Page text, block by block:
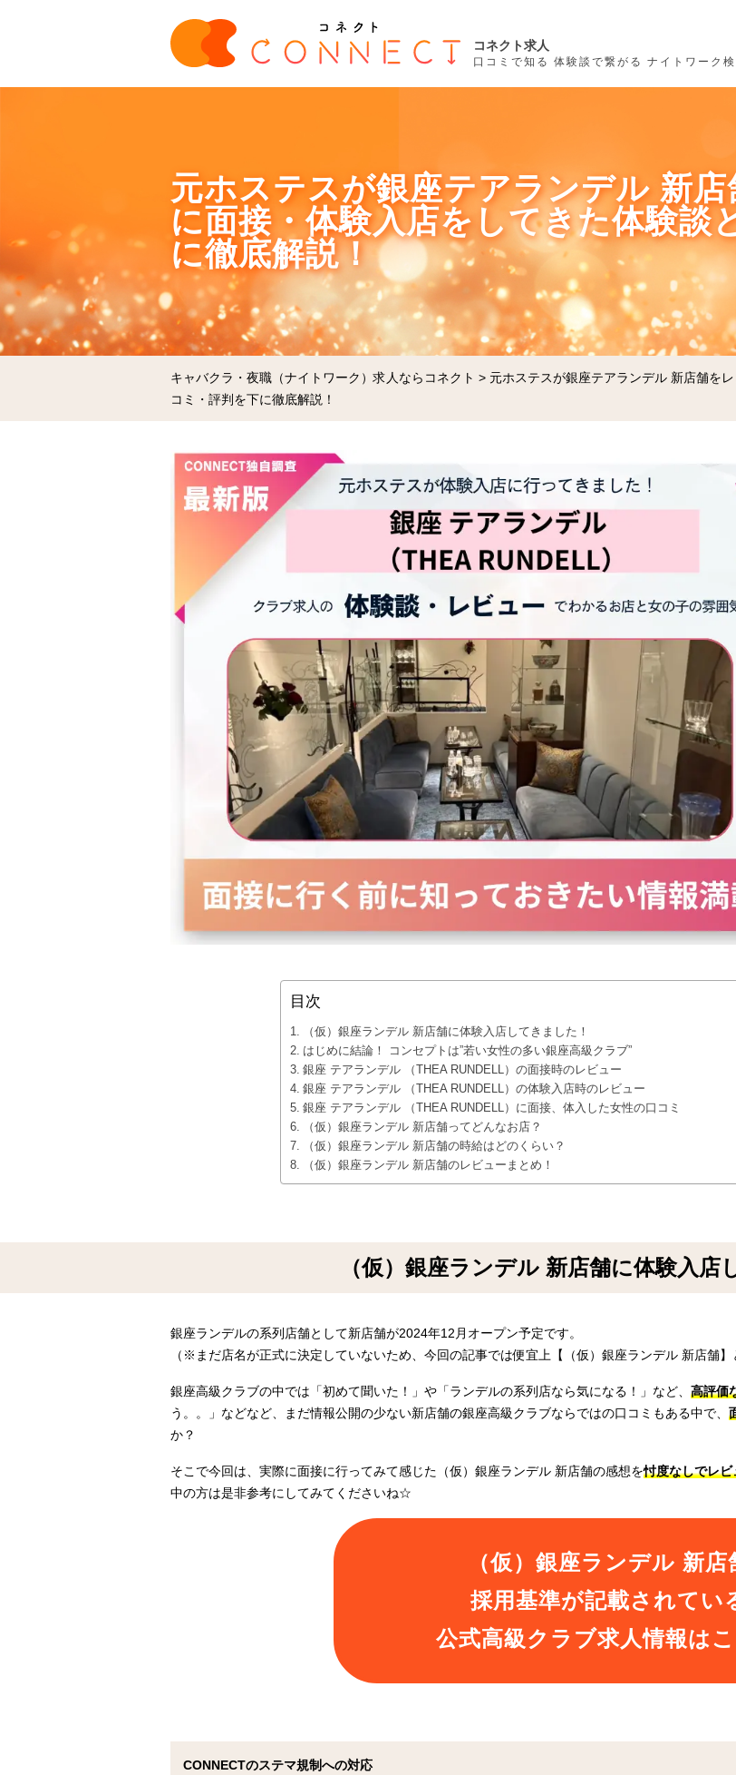
コネクト求人
口コミで知る 体験談で繋がる ナイトワーク検
元ホステスが銀座テアランデル 新
に面接・体験入店をしてきた体験談
に徹底解説！
キャバクラ・夜職（ナイトワーク）求人ならコネクト > 元ホステスが銀座テアランデル 新店舗を
コミ・評判を下に徹底解説！
目次
（仮）銀座ランデル 新店舗に体験入店してきました！
はじめに結論！ コンセプトは”若い女性の多い銀座高級クラブ”
銀座 テアランデル （THEA RUNDELL）の面接時のレビュー
銀座 テアランデル （THEA RUNDELL）の体験入店時のレビュー
銀座 テアランデル （THEA RUNDELL）に面接、体入した女性の口コミ
（仮）銀座ランデル 新店舗ってどんなお店？
（仮）銀座ランデル 新店舗の時給はどのくらい？
（仮）銀座ランデル 新店舗のレビューまとめ！
（仮）銀座ランデル 新店舗に体験入店
銀座ランデルの系列店舗として新店舗が2024年12月オープン予定です。
（※まだ店名が正式に決定していないため、今回の記事では便宜上【（仮）銀座ランデル 新店舗】
銀座高級クラブの中では「初めて聞いた！」や「ランデルの系列店なら気になる！」など、 高評価
う。。」などなど、まだ情報公開の少ない新店舗の銀座高級クラブならではの口コミもある中で、
か？
そこで今回は、実際に面接に行ってみて感じた（仮）銀座ランデル 新店舗の感想を忖度なしでレビ
中の方は是非参考にしてみてくださいね☆
（仮）銀座ランデル 新店
採用基準が記載されてい
公式高級クラブ求人情報は
CONNECTのステマ規制への対応